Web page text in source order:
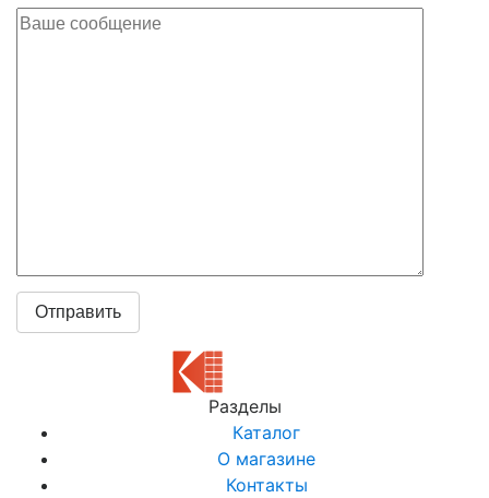
Разделы
Каталог
О магазине
Контакты